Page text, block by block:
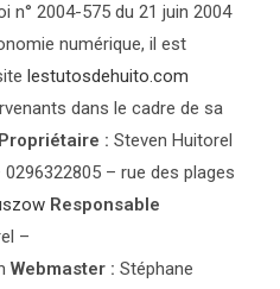
n° 2004-575 du 21 juin 2004
numérique, il est
lestutosdehuito.com
dans le cadre de sa
Propriétaire : Steven Huitorel
– rue des plages
Responsable
–
Webmaster : Stéphane